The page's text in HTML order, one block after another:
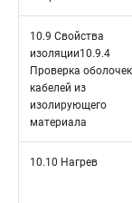
10.9 Свойства
изоляции10.9.4
Проверка оболочек
кабелей из
изолирующего
материала
10.10 Нагрев